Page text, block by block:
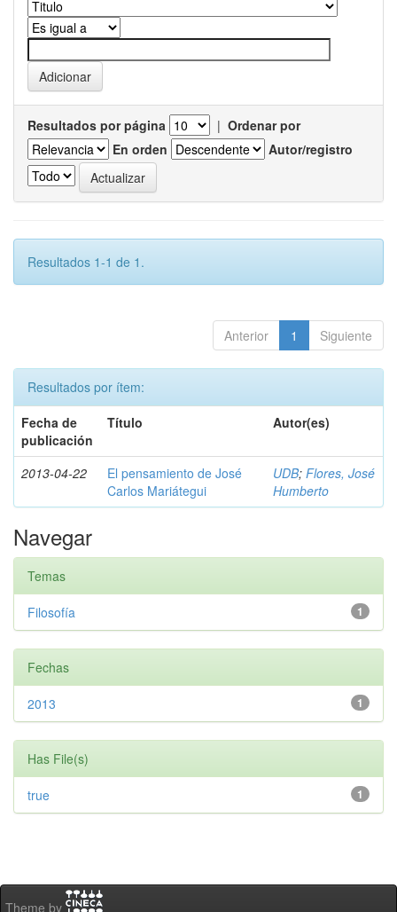
Resultados por página | Ordenar por
En orden
Autor/registro
Resultados 1-1 de 1.
Anterior 1 Siguiente
Resultados por ítem:
Fecha de
publicación
Título Autor(es)
2013-04-22
El pensamiento de José
Carlos Mariátegui
UDB; Flores, José
Humberto
Navegar
Temas
1
Filosofía
Fechas
1
2013
Has File(s)
1
true
Theme by